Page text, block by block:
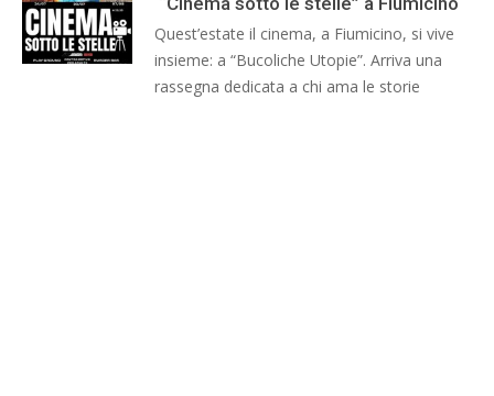
Quest’estate il cinema, a Fiumicino, si vive
insieme: a “Bucoliche Utopie”. Arriva una
rassegna dedicata a chi ama le storie